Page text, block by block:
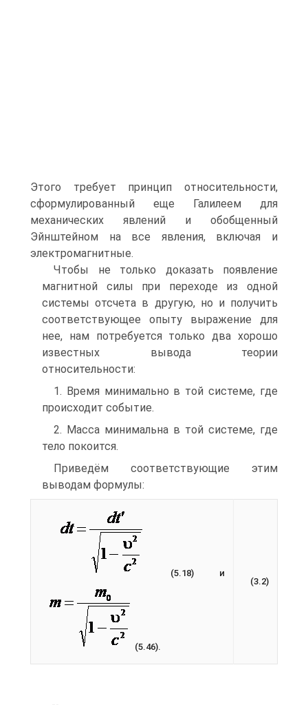
Этого требует принцип относительности,
сформулированный еще Галилеем для
механических явлений и обобщенный
Эйнштейном на все явления, включая и
электромагнитные.
Чтобы не только доказать появление
магнитной силы при переходе из одной
системы отсчета в другую, но и получить
соответствующее опыту выражение для
нее, нам потребуется только два хорошо
известных вывода теории
относительности:
1. Время минимально в той системе, где
происходит событие.
2. Масса минимальна в той системе, где
тело покоится.
Приведём соответствующие этим
выводам формулы:
(5.18) и
(5.46).
(3.2)